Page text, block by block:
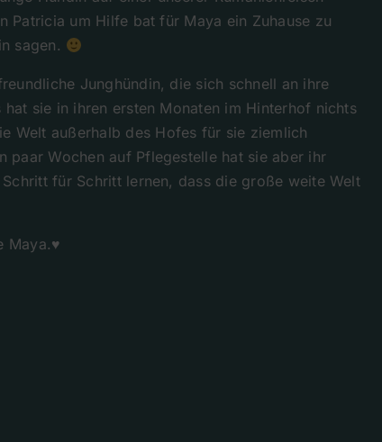
Patricia um Hilfe bat für Maya ein Zuhause zu
sagen.
Junghündin, die sich schnell an ihre
hat sie in ihren ersten Monaten im Hinterhof nichts
Welt außerhalb des Hofes für sie ziemlich
paar Wochen auf Pflegestelle hat sie aber ihr
für Schritt lernen, dass die große weite Welt
Maya.♥